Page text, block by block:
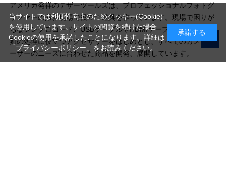
アメリカ発祥のテザーツールズは、プロフェッショナルフォトグ
ラファーの撮影現場で役立つ道具を作っています。現場で困りが
ちなシンクロコード、USBケーブルやHDMIケーブルなどコード
類の処理に役立つアクセサリーをはじめとし、すべてのカメラユ
ーザーのニーズに合わせた商品を開発、展開しています。
当サイトでは利便性向上のためクッキー(Cookie)
を使用しています。サイトの閲覧を続けた場合
Cookieの使用を承諾したことになります。詳細は
「プライバシーポリシー」 をお読みください。
承諾する